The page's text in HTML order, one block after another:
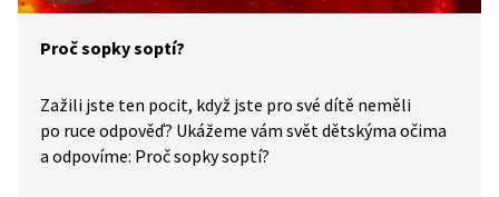
Proč sopky soptí?
Zažili jste ten pocit, když jste pro své dítě neměli
po ruce odpověď? Ukážeme vám svět dětskýma očima
a odpovíme: Proč sopky soptí?